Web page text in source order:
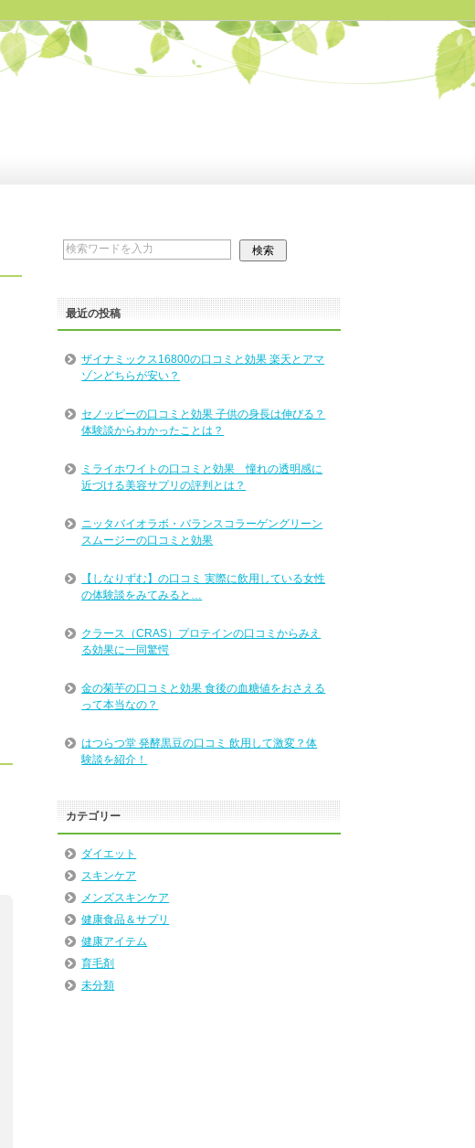
最近の投稿
ザイナミックス16800の口コミと効果 楽天とアマ
ゾンどちらが安い？
セノッピーの口コミと効果 子供の身長は伸びる？
体験談からわかったことは？
ミライホワイトの口コミと効果 憧れの透明感に
近づける美容サプリの評判とは？
ニッタバイオラボ・バランスコラーゲングリーン
スムージーの口コミと効果
【しなりずむ】の口コミ 実際に飲用している女性
の体験談をみてみると…
クラース（CRAS）プロテインの口コミからみえ
る効果に一同驚愕
金の菊芋の口コミと効果 食後の血糖値をおさえる
って本当なの？
はつらつ堂 発酵黒豆の口コミ 飲用して激変？体
験談を紹介！
カテゴリー
ダイエット
スキンケア
メンズスキンケア
健康食品＆サプリ
健康アイテム
育毛剤
未分類